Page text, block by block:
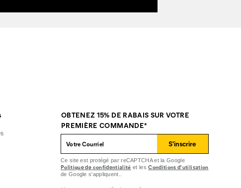
OBTENEZ 15% DE RABAIS SUR VOTRE
PREMIÈRE COMMANDE*
S'inscrire
Ce site est protégé par reCAPTCHA et la Google
Politique de confidentialité et lesConditions d'utilisation
de Google s'appliquent..